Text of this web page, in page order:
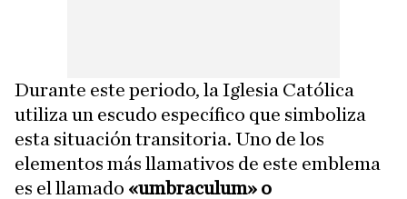
Durante este periodo, la Iglesia Católica
utiliza un escudo específico que simboliza
esta situación transitoria. Uno de los
elementos más llamativos de este emblema
es el llamado «umbraculum» o